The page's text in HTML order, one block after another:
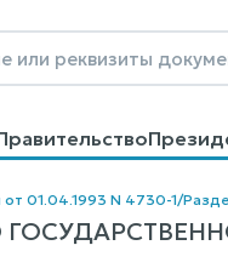
Контакты
от 01.04.1993 N 4730-1/